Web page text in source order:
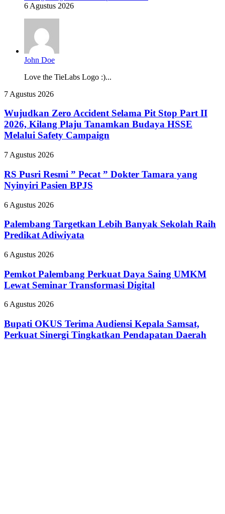
6 Agustus 2026
John Doe
Love the TieLabs Logo :)...
Wujudkan
Accident
Selama
Pit
Stop
II
Kilang
Plaju
Tanamkan
Budaya
HSSE
Melalui
Safety
Campaign
7 Agustus 2026
Wujudkan Zero Accident Selama Pit Stop Part II
2026, Kilang Plaju Tanamkan Budaya HSSE
Melalui Safety Campaign
RS
Resmi
”
Pecat
Dokter
yang
Nyinyiri
BPJS
7 Agustus 2026
RS Pusri Resmi ” Pecat ” Dokter Tamara yang
Nyinyiri Pasien BPJS
Palembang
Lebih
Banyak
Sekolah
Predikat
6 Agustus 2026
Palembang Targetkan Lebih Banyak Sekolah Raih
Predikat Adiwiyata
Pemkot
Perkuat
Daya
Saing
Lewat
Transformasi
Digital
6 Agustus 2026
Pemkot Palembang Perkuat Daya Saing UMKM
Lewat Seminar Transformasi Digital
Bupati
Terima
Audiensi
Kepala
6 Agustus 2026
Bupati OKUS Terima Audiensi Kepala Samsat,
Perkuat Sinergi Tingkatkan Pendapatan Daerah